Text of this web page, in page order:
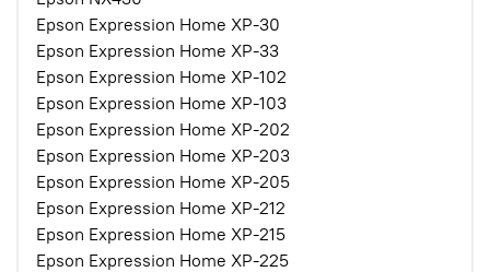
Epson Expression Home XP-30
Epson Expression Home XP-33
Epson Expression Home XP-102
Epson Expression Home XP-103
Epson Expression Home XP-202
Epson Expression Home XP-203
Epson Expression Home XP-205
Epson Expression Home XP-212
Epson Expression Home XP-215
Epson Expression Home XP-225